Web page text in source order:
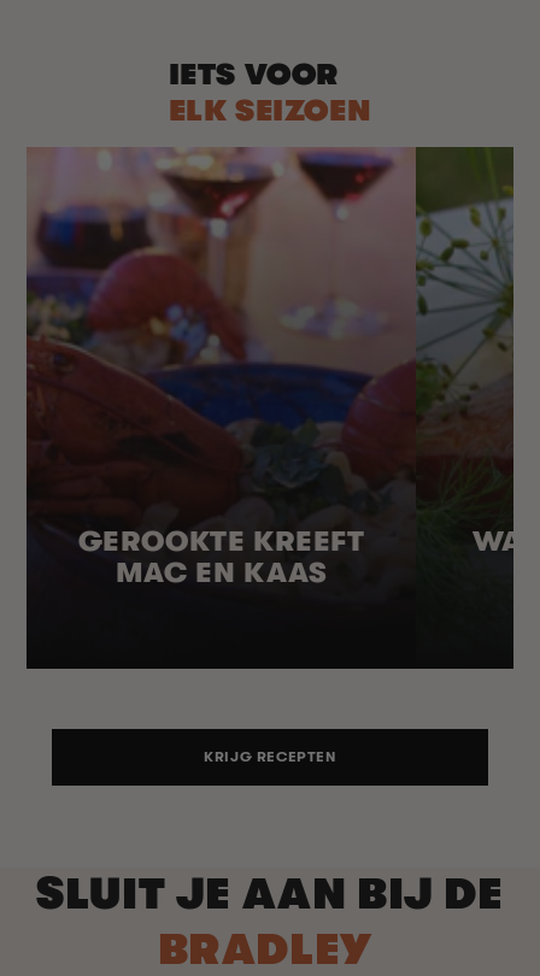
IETS VOOR
ELK SEIZOEN
GEROOKTE KREEFT
MAC EN KAAS
KRIJG RECEPTEN
SLUIT JE AAN BIJ DE
BRADLEY